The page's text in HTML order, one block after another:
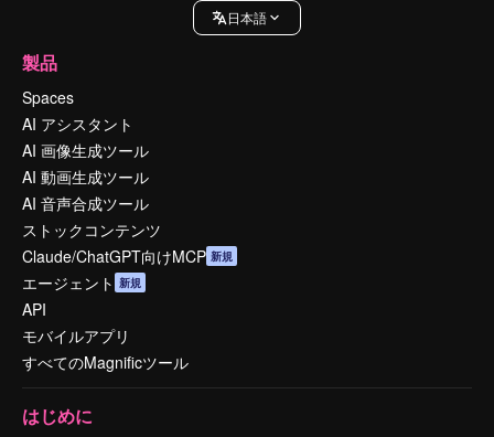
日本語
製品
Spaces
AI アシスタント
AI 画像生成ツール
AI 動画生成ツール
AI 音声合成ツール
ストックコンテンツ
Claude/ChatGPT向けMCP 新規
エージェント 新規
API
モバイルアプリ
すべてのMagnificツール
はじめに